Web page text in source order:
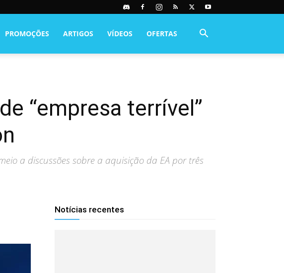
PROMOÇÕES ARTIGOS VÍDEOS OFERTAS
“empresa terrível”
a discussões sobre a aquisição da EA por três
Notícias recentes